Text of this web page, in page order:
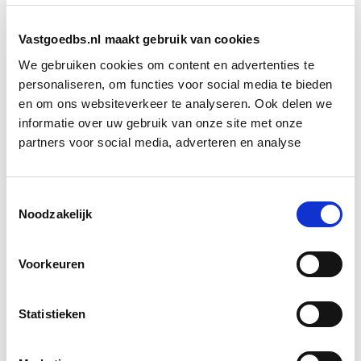
Vastgoedbs.nl maakt gebruik van cookies
We gebruiken cookies om content en advertenties te
personaliseren, om functies voor social media te bieden
en om ons websiteverkeer te analyseren. Ook delen we
informatie over uw gebruik van onze site met onze
partners voor social media, adverteren en analyse
Noodzakelijk
Voorkeuren
Statistieken
van de zoon. Er werd van hem verwacht dat hij
onmiddellijk had gereageerd en zelf de situatie ter
plaatse had geïnspecteerd. Dat de vrouw niets merkte
bij het ophalen van de post, kwam mogelijk doordat
ze niet lang genoeg in het huis verbleef.
ramen en deuren open.
De verkoper had de potentiële kopers volledig moeten
informeren over het feit dat de vader lang dood in het
huis had gelegen. Of hij had hen de mogelijkheid
gesloten ramen en zonder luchtverfrissers.